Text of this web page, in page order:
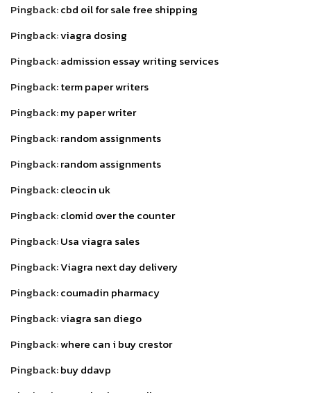
Pingback:cbd oil for sale free shipping
Pingback:viagra dosing
Pingback:admission essay writing services
Pingback:term paper writers
Pingback:my paper writer
Pingback:random assignments
Pingback:random assignments
Pingback:cleocin uk
Pingback:clomid over the counter
Pingback:Usa viagra sales
Pingback:Viagra next day delivery
Pingback:coumadin pharmacy
Pingback:viagra san diego
Pingback:where can i buy crestor
Pingback:buy ddavp